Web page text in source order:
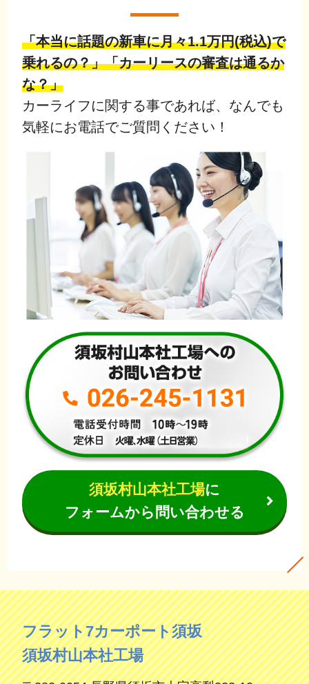
「本当に話題の新車に月々1.1万円(税込)で
乗れるの？」「カーリースの審査は通るか
な？」
カーライフに関する事であれば、なんでも
気軽にお電話でご質問ください！
須坂村山本社工場に
フォームから問い合わせる
フラット7カーポート須坂
須坂村山本社工場